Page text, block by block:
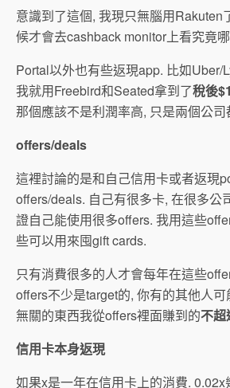
意識到了這個, 我現只無腦用Rakuten
候才會去cashback monitor上看究竟
Portal以外也有些返現app. 比如Uber/
我就用Freebird和Seated拿到了稅後
那個應該不是利潤率高, 只是兩個公司
offers/deals
這裡討論的是和自己信用卡或者返現
offers/deals. 自己有很多卡, 在很多公
證自己能使用很多offers. 我用這些
些可以用來囤gift cards.
只有消費很多的人才會每年在這些
offers不少是target的, 你有的其他人
無關的東西我從offers裡面賺到的不超
信用卡本身返現
如果x是一年在信用卡上的消費.